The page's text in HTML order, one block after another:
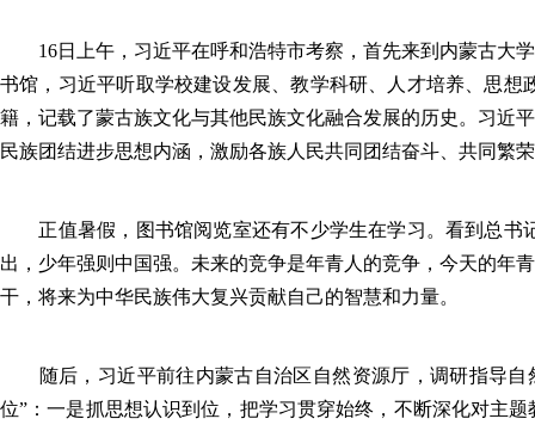
16日上午，习近平在呼和浩特市考察，首先来到内蒙古大学
书馆，习近平听取学校建设发展、教学科研、人才培养、思
籍，记载了蒙古族文化与其他民族文化融合发展的历史。习近
民族团结进步思想内涵，激励各族人民共同团结奋斗、共同繁
正值暑假，图书馆阅览室还有不少学生在学习。看到总书
出，少年强则中国强。未来的竞争是年青人的竞争，今天的年
干，将来为中华民族伟大复兴贡献自己的智慧和力量。
随后，习近平前往内蒙古自治区自然资源厅，调研指导自
位”：一是抓思想认识到位，把学习贯穿始终，不断深化对主